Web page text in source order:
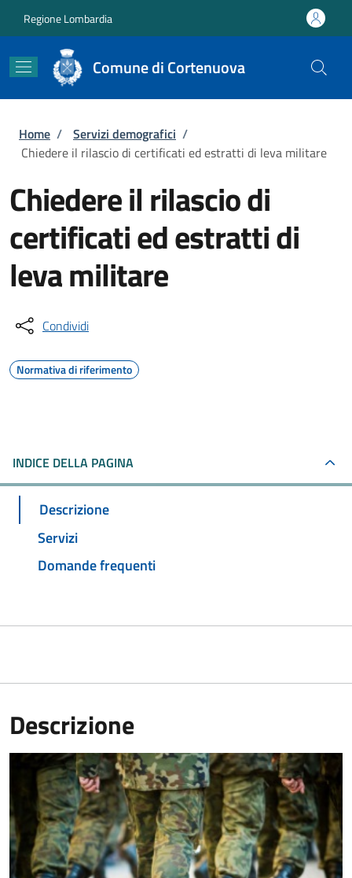
Regione Lombardia
Comune di Cortenuova
Briciole di pane
Home / Servizi demografici /
Chiedere il rilascio di certificati ed estratti di leva militare
Chiedere il rilascio di
certificati ed estratti di
leva militare
Condividi
Normativa di riferimento
INDICE DELLA PAGINA
Descrizione
Servizi
Domande frequenti
Descrizione